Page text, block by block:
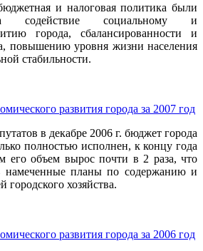
и налоговая политика были
содействие социальному и
города, сбалансированности и
повышению уровня жизни населения
стабильности.
развития города за 2007 год
в декабре 2006 г. бюджет города
полностью исполнен, к концу года
его объем вырос почти в 2 раза, что
намеченные планы по содержанию и
городского хозяйства.
развития города за 2006 год